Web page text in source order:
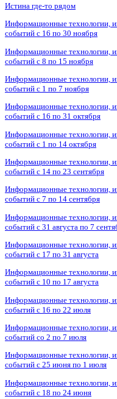
Истина где-то рядом
Информационные технологии,
событий с 16 по 30 ноября
Информационные технологии,
событий с 8 по 15 ноября
Информационные технологии,
событий с 1 по 7 ноября
Информационные технологии,
событий с 16 по 31 октября
Информационные технологии,
событий с 1 по 14 октября
Информационные технологии,
событий с 14 по 23 сентября
Информационные технологии,
событий с 7 по 14 сентября
Информационные технологии,
событий с 31 августа по 7
Информационные технологии,
событий с 17 по 31 августа
Информационные технологии,
событий с 10 по 17 августа
Информационные технологии,
событий с 16 по 22 июля
Информационные технологии,
событий со 2 по 7 июля
Информационные технологии,
событий с 25 июня по 1 июля
Информационные технологии,
событий с 18 по 24 июня